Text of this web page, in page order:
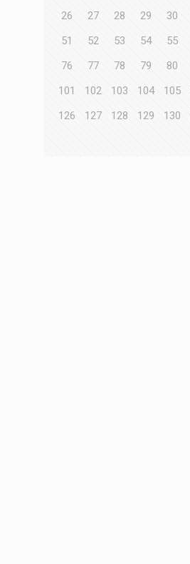
26
27 28 29 30
51
52 53 54 55
76
77 78 79 80
101
102 103 104 105
126
127 128 129 130